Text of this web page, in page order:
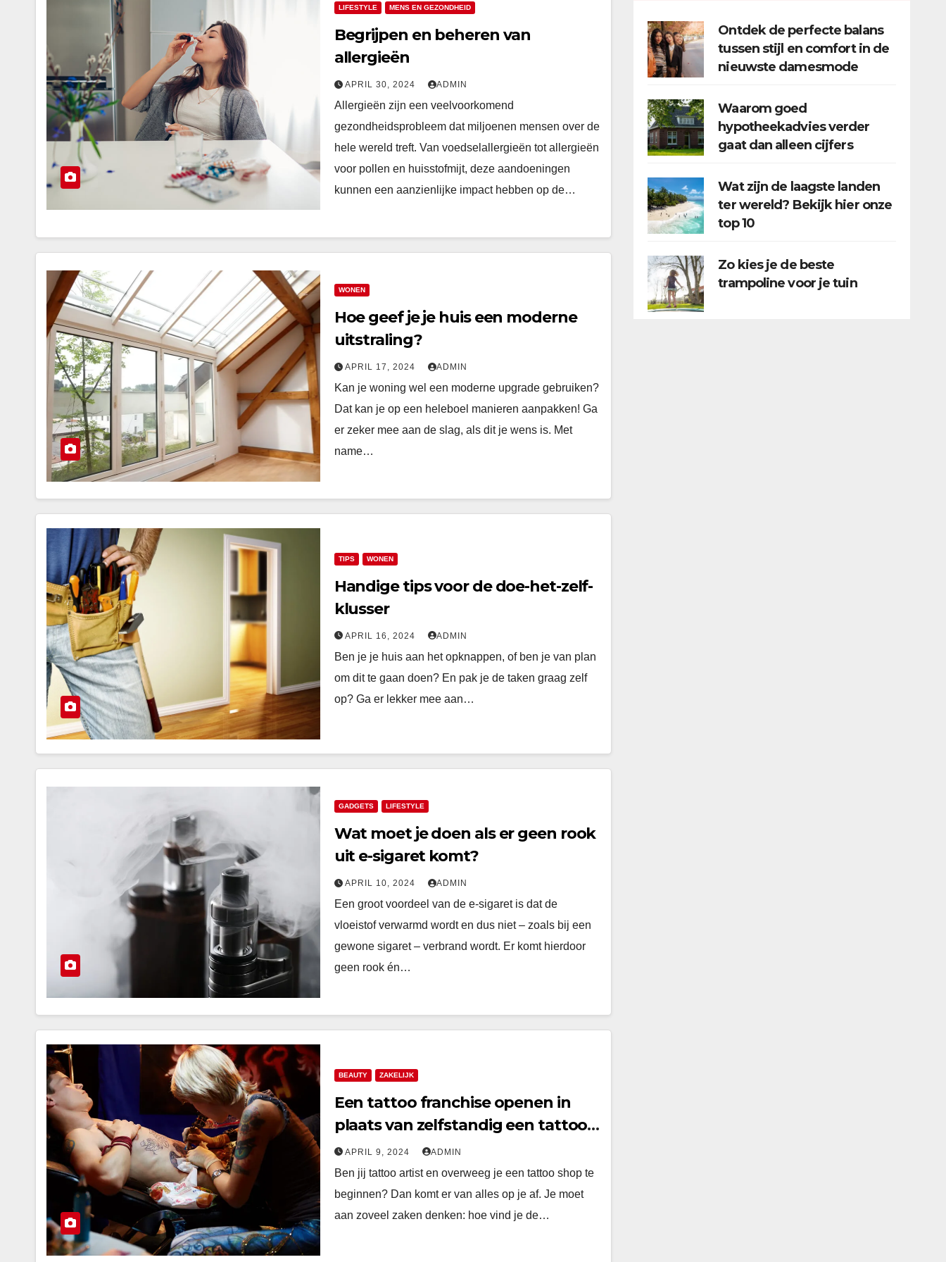
LIFESTYLE MENS EN GEZONDHEID
Begrijpen en beheren van
allergieën
APRIL 30, 2024 ADMIN
Allergieën zijn een veelvoorkomend
gezondheidsprobleem dat miljoenen mensen over de
hele wereld treft. Van voedselallergieën tot allergieën
voor pollen en huisstofmijt, deze aandoeningen
kunnen een aanzienlijke impact hebben op de…
WONEN
Hoe geef je je huis een moderne
uitstraling?
APRIL 17, 2024 ADMIN
Kan je woning wel een moderne upgrade gebruiken?
Dat kan je op een heleboel manieren aanpakken! Ga
er zeker mee aan de slag, als dit je wens is. Met
name…
TIPS WONEN
Handige tips voor de doe-het-zelf-
klusser
APRIL 16, 2024 ADMIN
Ben je je huis aan het opknappen, of ben je van plan
om dit te gaan doen? En pak je de taken graag zelf
op? Ga er lekker mee aan…
GADGETS LIFESTYLE
Wat moet je doen als er geen rook
uit e-sigaret komt?
APRIL 10, 2024 ADMIN
Een groot voordeel van de e-sigaret is dat de
vloeistof verwarmd wordt en dus niet – zoals bij een
gewone sigaret – verbrand wordt. Er komt hierdoor
geen rook én…
BEAUTY ZAKELIJK
Een tattoo franchise openen in
plaats van zelfstandig een tattoo
shop beginnen: de voordelen
APRIL 9, 2024 ADMIN
Ben jij tattoo artist en overweeg je een tattoo shop te
beginnen? Dan komt er van alles op je af. Je moet
aan zoveel zaken denken: hoe vind je de…
Ontdek de perfecte balans
tussen stijl en comfort in de
nieuwste damesmode
Waarom goed
hypotheekadvies verder
gaat dan alleen cijfers
Wat zijn de laagste landen
ter wereld? Bekijk hier onze
top 10
Zo kies je de beste
trampoline voor je tuin